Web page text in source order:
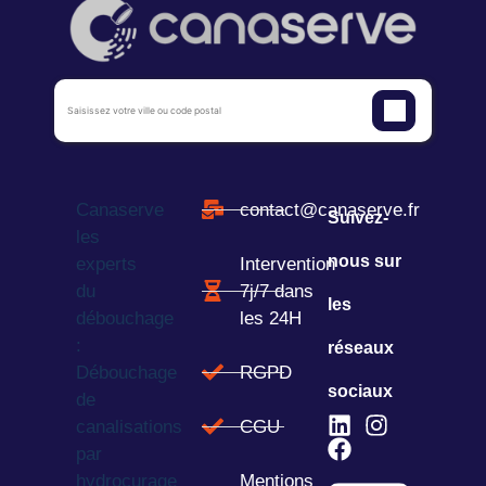
Canaserve
les
experts
du
débouchage
:
Débouchage
de
canalisations
par
hydrocurage
contact@canaserve.fr
Intervention
7j/7 dans
les 24H
RGPD
CGU
Mentions
Suivez-
nous sur
les
réseaux
sociaux